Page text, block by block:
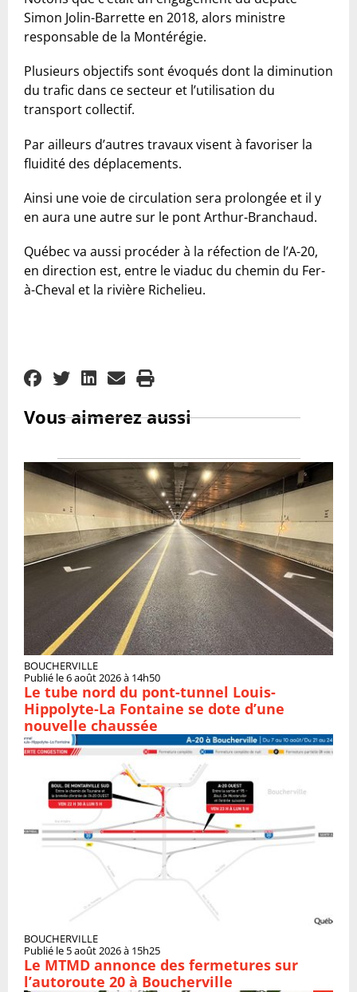
Simon Jolin-Barrette en 2018, alors ministre
responsable de la Montérégie.
Plusieurs objectifs sont évoqués dont la diminution
du trafic dans ce secteur et l’utilisation du
transport collectif.
Par ailleurs d’autres travaux visent à favoriser la
fluidité des déplacements.
Ainsi une voie de circulation sera prolongée et il y
en aura une autre sur le pont Arthur-Branchaud.
Québec va aussi procéder à la réfection de l’A-20,
en direction est, entre le viaduc du chemin du Fer-
à-Cheval et la rivière Richelieu.
Vous aimerez aussi
BOUCHERVILLE
Publié le 6 août 2026 à 14h50
Le tube nord du pont-tunnel Louis-
Hippolyte-La Fontaine se dote d’une
nouvelle chaussée
BOUCHERVILLE
Publié le 5 août 2026 à 15h25
Le MTMD annonce des fermetures sur
l’autoroute 20 à Boucherville